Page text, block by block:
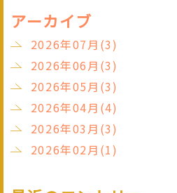
アーカイブ
2026年07月(3)
2026年06月(3)
2026年05月(3)
2026年04月(4)
2026年03月(3)
2026年02月(1)